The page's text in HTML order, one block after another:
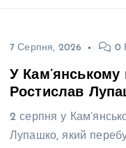
7 Серпня, 2026 0
У
Ростислав
2 серпня у
Лупашко, який